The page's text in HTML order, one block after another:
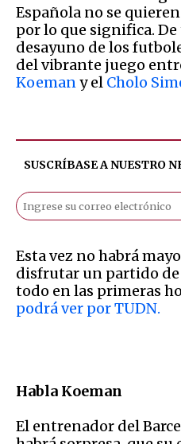
Española no se
por lo que significa.
desayuno de los
del vibrante juego
Koemany el Cholo
SUSCRÍBASE A NUESTRO
Esta vez no habrá
disfrutar un partido de
todo en las primeras
podrá ver por TUDN.
Habla Koeman
El entrenador del